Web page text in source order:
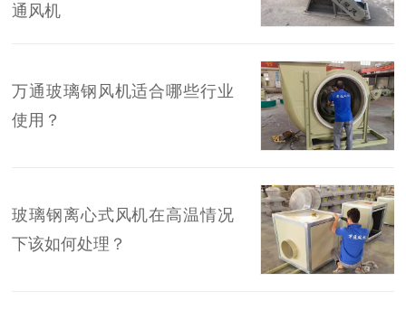
通风机
万通玻璃钢风机适合哪些行业
使用？
玻璃钢离心式风机在高温情况
下该如何处理？